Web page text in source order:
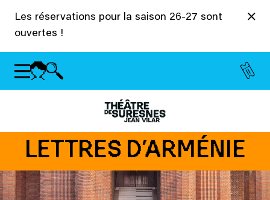
Les réservations pour la saison 26-27 sont
ouvertes !
LETTRES D’ARMÉNIE